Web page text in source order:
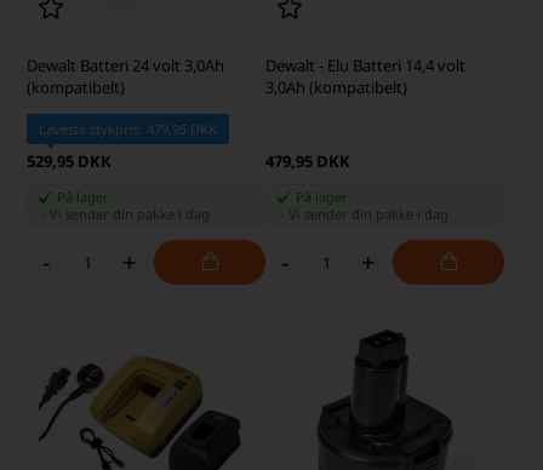
Dewalt Batteri 24 volt 3,0Ah
(kompatibelt)
Laveste stykpris: 479,95 DKK
529,95 DKK
På lager
-Vi sender din pakke i dag
- +
Dewalt - Elu Batteri 14,4 volt
3,0Ah (kompatibelt)
479,95 DKK
På lager
Vi sender din pakke i dag
- +